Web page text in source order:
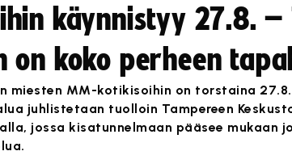
käynnistyy 27.8.
on koko perheen
miesten MM-kotikisoihin on torstaina
juhlistetaan tuolloin Tampereen
jossa kisatunnelmaan pääsee mukaan